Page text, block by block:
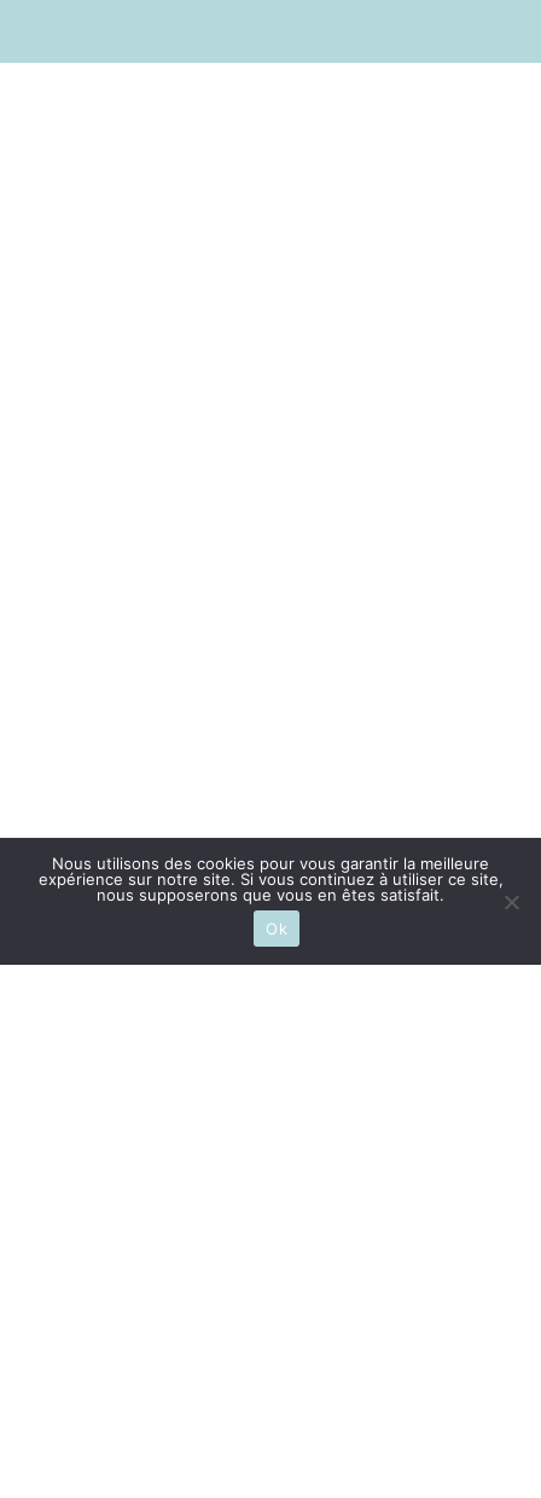
Nous utilisons des cookies pour vous garantir la meilleure
expérience sur notre site. Si vous continuez à utiliser ce site,
nous supposerons que vous en êtes satisfait.
Ok